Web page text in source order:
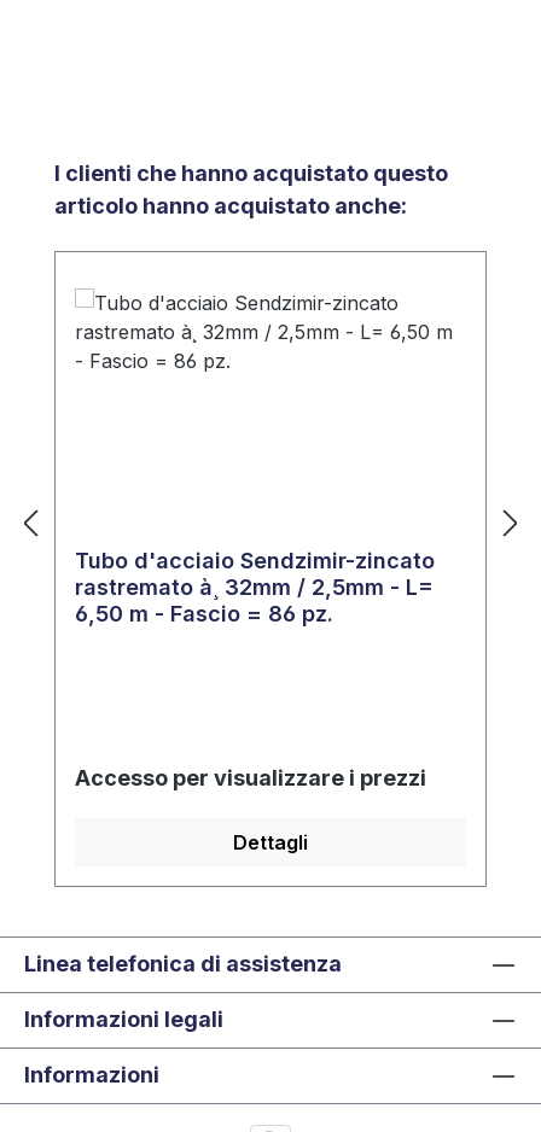
Salta la galleria dei prodotti
I clienti che hanno acquistato questo
articolo hanno acquistato anche:
Tubo d'acciaio Sendzimir-zincato
rastremato à¸ 32mm / 2,5mm - L=
6,50 m - Fascio = 86 pz.
Accesso per visualizzare i prezzi
Dettagli
Linea telefonica di assistenza
Informazioni legali
Informazioni